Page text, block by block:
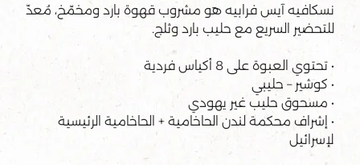
نسكافيه آيس فرابيه هو مشروب قهوة بارد ومخمّخ، مُعدّ
للتحضير السريع مع حليب بارد وثلج.
• تحتوي العبوة على 8 أكياس فردية
• كوشير – حليبي
• مسحوق حليب غير يهودي
• إشراف محكمة لندن الحاخامية + الحاخامية الرئيسية
لإسرائيل